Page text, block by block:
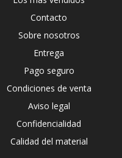
Contacto
Sobre nosotros
Entrega
Pago seguro
Condiciones de venta
Aviso legal
Confidencialidad
Calidad del material